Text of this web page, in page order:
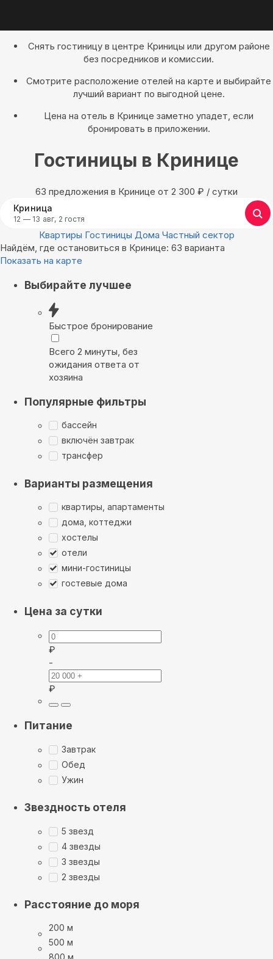
Снять гостиницу в центре Криницы или другом районе
без посредников и комиссии.
Смотрите расположение отелей на карте и выбирайте
лучший вариант по выгодной цене.
Цена на отель в Кринице заметно упадет, если
бронировать в приложении.
Гостиницы в Кринице
63 предложения в Кринице oт 2 300 ₽ / сутки
Криница
12 — 13 авг, 2 гостя
Квартиры Гостиницы Дома Частный сектор
Найдём, где остановиться в Кринице: 63 варианта
Показать на карте
Выбирайте лучшее
Быстрое бронирование
Всего 2 минуты, без
ожидания ответа от
хозяина
Популярные фильтры
бассейн
включён завтрак
трансфер
Варианты размещения
квартиры, апартаменты
дома, коттеджи
хостелы
отели
мини-гостиницы
гостевые дома
Цена за сутки
₽
-
₽
Питание
Завтрак
Обед
Ужин
Звездность отеля
5 звезд
4 звезды
3 звезды
2 звезды
Расстояние до моря
200 м
500 м
800 м